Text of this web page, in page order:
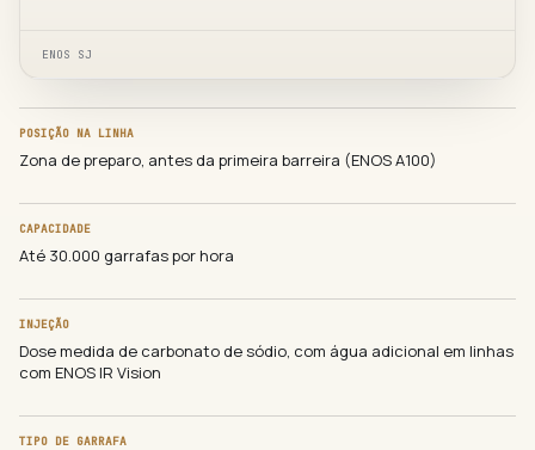
ENOS SJ
POSIÇÃO NA LINHA
Zona de preparo, antes da primeira barreira (ENOS A100)
CAPACIDADE
Até 30.000 garrafas por hora
INJEÇÃO
Dose medida de carbonato de sódio, com água adicional em linhas
com ENOS IR Vision
TIPO DE GARRAFA